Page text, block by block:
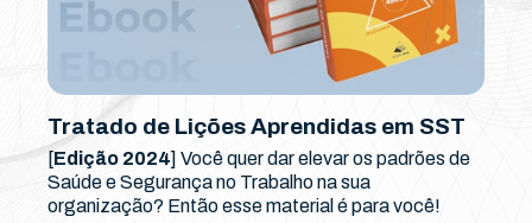
Tratado de Lições Aprendidas em SST
[Edição 2024] Você quer dar elevar os padrões de
Saúde e Segurança no Trabalho na sua
organização? Então esse material é para você!